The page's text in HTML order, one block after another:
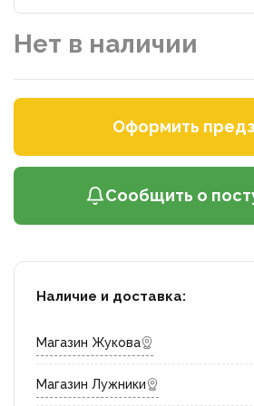
Нет в наличии
Оформить
Сообщить о
Наличие и доставка:
Магазин Жукова
Магазин Лужники